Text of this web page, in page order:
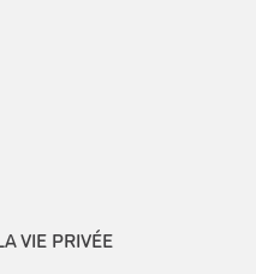
VIE PRIVÉE